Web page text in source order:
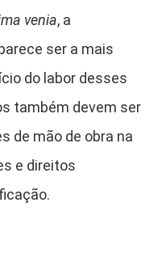
venia, a
ser a mais
do labor desses
também devem ser
de mão de obra na
e direitos